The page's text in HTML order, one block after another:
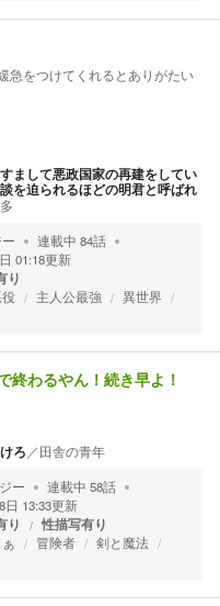
急をつけてくれるとありがたい
まして悪政国家の再建をしてい
を迫られるほどの明君と呼ばれ
連載中 84話
01:18更新
り
主人公最強
異世界
終わるやん！続き早よ！
ろ ／田舎の青年
ー 連載中 58話
日 13:33更新
り 性描写有り
冒険者
剣と魔法